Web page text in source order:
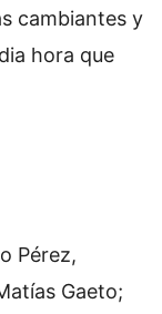
cambiantes y
hora que
Pérez,
Gaeto;